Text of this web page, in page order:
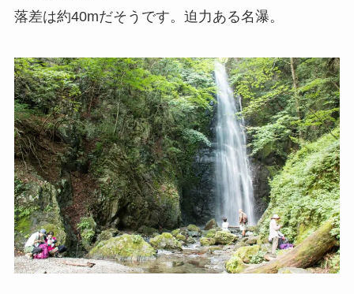
落差は約40mだそうです。迫力ある名瀑。